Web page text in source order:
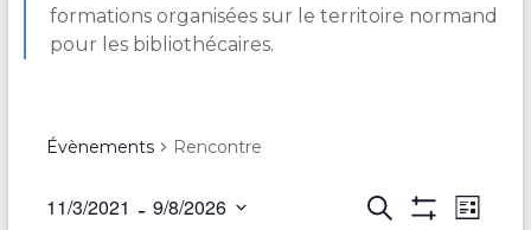
formations organisées sur le territoire normand
pour les bibliothécaires.
Évènements Rencontre
R
R
N
L
11/3/2021 - 9/8/2026